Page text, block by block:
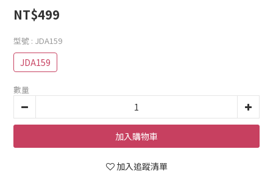
NT$499
型號 : JDA159
JDA159
數量
加入購物車
加入追蹤清單